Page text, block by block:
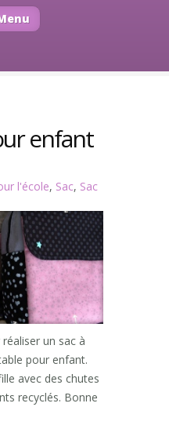
enfant
l'école, Sac, Sac
un sac à
pour enfant.
avec des chutes
recyclés. Bonne